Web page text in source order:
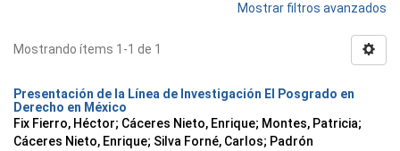
Mostrar filtros avanzados
Mostrando ítems 1-1 de 1
Presentación de la Línea de Investigación El Posgrado en
Derecho en México
Fix Fierro, Héctor; Cáceres Nieto, Enrique; Montes, Patricia;
Cáceres Nieto, Enrique; Silva Forné, Carlos; Padrón